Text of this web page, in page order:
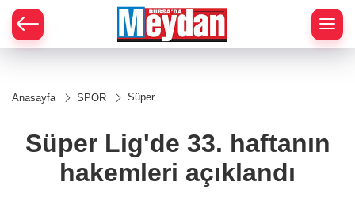
Anasayfa SPOR
Süper
hakemleri
açıklandı
Süper Lig'de 33. haftanın
hakemleri açıklandı